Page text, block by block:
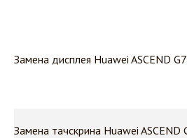
Замена дисплея Huawei ASCEND
Замена тачскрина Huawei ASCEND